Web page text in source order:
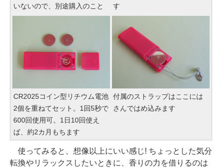
いないので、別途購入のこと
す
CR2025コイン型リチウム電池
2個を重ねてセット。1回5秒で
600回使用可。1日10回使え
ば、約2カ月もちます
付属のストラップはここには
さんではめ込みます
使ってみると、想像以上にいい感じ! ちょっとした気分
転換やリラックスしたいときに、香りの力を借りるのは